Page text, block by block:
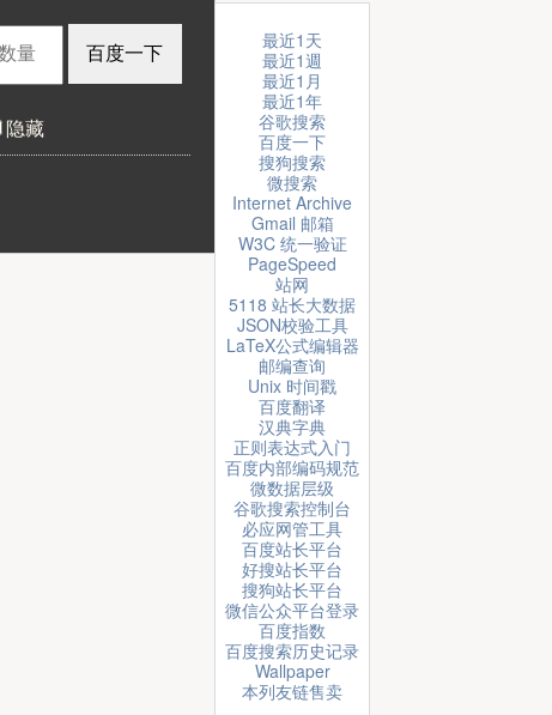
隐藏
最近1天
最近1週
最近1月
最近1年
谷歌搜索
百度一下
搜狗搜索
微搜索
Internet Archive
Gmail 邮箱
W3C 统一验证
PageSpeed
站网
5118 站长大数据
JSON校验工具
LaTeX公式编辑器
邮编查询
Unix 时间戳
百度翻译
汉典字典
正则表达式入门
百度内部编码规范
微数据层级
谷歌搜索控制台
必应网管工具
百度站长平台
好搜站长平台
搜狗站长平台
微信公众平台登录
百度指数
百度搜索历史记录
Wallpaper
本列友链售卖